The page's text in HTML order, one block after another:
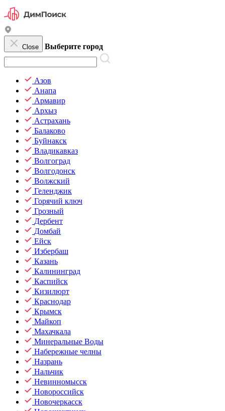
Close Выберите город
Азов
Анапа
Армавир
Архыз
Астрахань
Балаково
Буйнакск
Владикавказ
Волгоград
Волгодонск
Волжский
Геленджик
Горячий ключ
Грозный
Дербент
Домбай
Ейск
Избербаш
Казань
Калининград
Каспийск
Кизилюрт
Краснодар
Крымск
Майкоп
Махачкала
Минеральные Воды
Набережные челны
Назрань
Нальчик
Невинномысск
Новороссийск
Новочеркасск